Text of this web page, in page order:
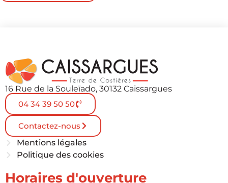
16 Rue de la Souleïado, 30132 Caissargues
04 34 39 50 50
Contactez-nous
Mentions légales
Politique des cookies
Horaires d'ouverture